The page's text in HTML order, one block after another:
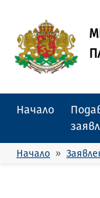
Начало
Начало